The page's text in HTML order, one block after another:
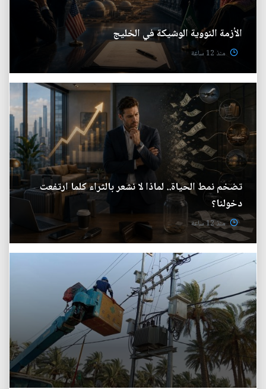
الأزمة النووية الوشيكة في الخليج
منذ 12 ساعة
تضخم نمط الحياة.. لماذا لا نشعر بالثراء كلما ارتفعت
دخولنا؟
منذ 12 ساعة